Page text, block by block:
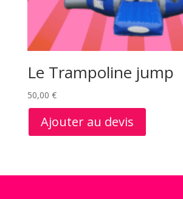
Le Trampoline jump
50,00 €
Ajouter au devis